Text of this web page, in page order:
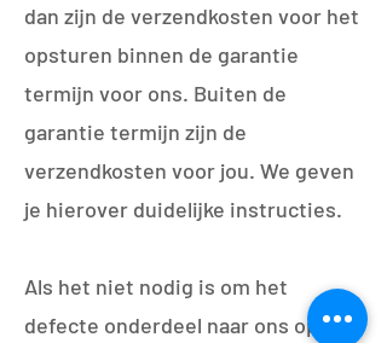
dan zijn de verzendkosten voor het
opsturen binnen de garantie
termijn voor ons. Buiten de
garantie termijn zijn de
verzendkosten voor jou. We geven
je hierover duidelijke instructies.
Als het niet nodig is om het
defecte onderdeel naar ons op te